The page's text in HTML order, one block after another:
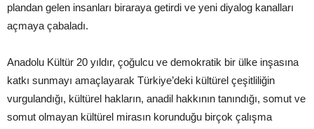
plandan gelen insanları biraraya getirdi ve yeni diyalog kanalları
açmaya çabaladı.
Anadolu Kültür 20 yıldır, çoğulcu ve demokratik bir ülke inşasına
katkı sunmayı amaçlayarak Türkiye’deki kültürel çeşitliliğin
vurgulandığı, kültürel hakların, anadil hakkının tanındığı, somut ve
somut olmayan kültürel mirasın korunduğu birçok çalışma